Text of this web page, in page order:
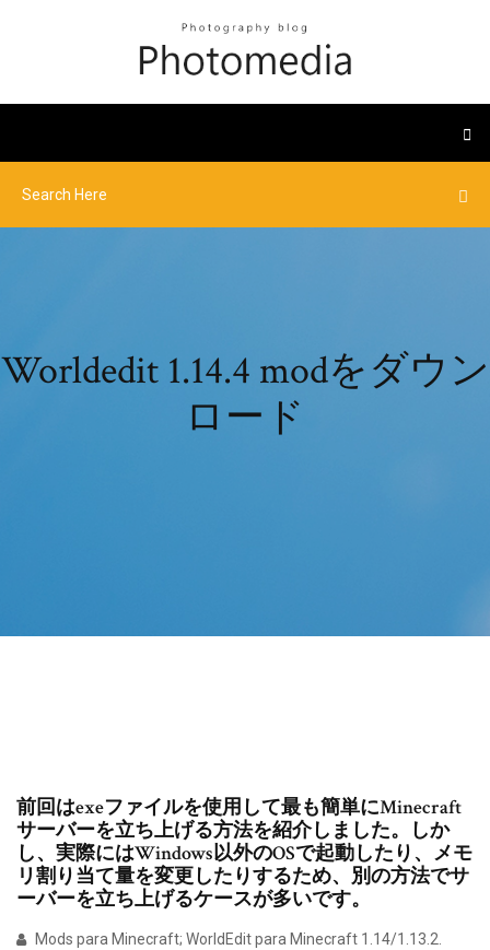
Worldedit 1.14.4 modをダウン
ロード
前回はexeファイルを使用して最も簡単にMinecraft
サーバーを立ち上げる方法を紹介しました。しか
し、実際にはWindows以外のOSで起動したり、メモ
リ割り当て量を変更したりするため、別の方法でサ
ーバーを立ち上げるケースが多いです。
Mods para Minecraft; WorldEdit para Minecraft 1.14/1.13.2.